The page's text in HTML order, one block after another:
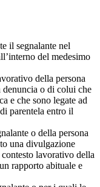
il segnalante nel
del medesimo
della persona
denuncia o di colui che
e che sono legate ad
parentela entro il
o della persona
una divulgazione
lavorativo della
rapporto abituale e